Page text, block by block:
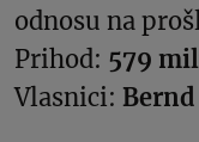
odnosu na
Prihod: 579
Vlasnici: Bernd